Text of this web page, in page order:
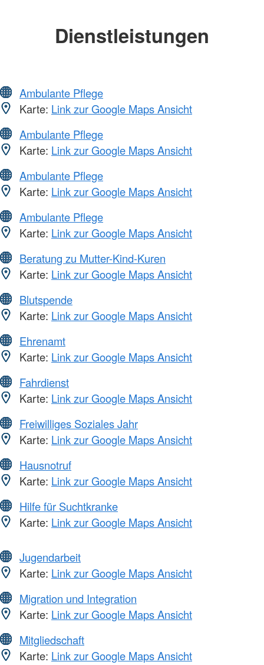
Dienstleistungen
Ambulante Pflege
Karte: Link zur Google Maps Ansicht
Ambulante Pflege
Karte: Link zur Google Maps Ansicht
Ambulante Pflege
Karte: Link zur Google Maps Ansicht
Ambulante Pflege
Karte: Link zur Google Maps Ansicht
Beratung zu Mutter-Kind-Kuren
Karte: Link zur Google Maps Ansicht
Blutspende
Karte: Link zur Google Maps Ansicht
Ehrenamt
Karte: Link zur Google Maps Ansicht
Fahrdienst
Karte: Link zur Google Maps Ansicht
Freiwilliges Soziales Jahr
Karte: Link zur Google Maps Ansicht
Hausnotruf
Karte: Link zur Google Maps Ansicht
Hilfe für Suchtkranke
Karte: Link zur Google Maps Ansicht
Jugendarbeit
Karte: Link zur Google Maps Ansicht
Migration und Integration
Karte: Link zur Google Maps Ansicht
Mitgliedschaft
Karte: Link zur Google Maps Ansicht